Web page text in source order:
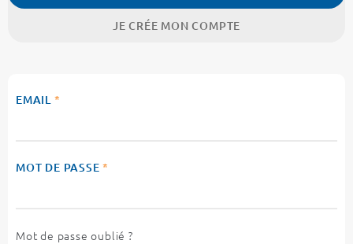
JE CRÉE MON COMPTE
EMAIL *
MOT DE PASSE *
Mot de passe oublié ?